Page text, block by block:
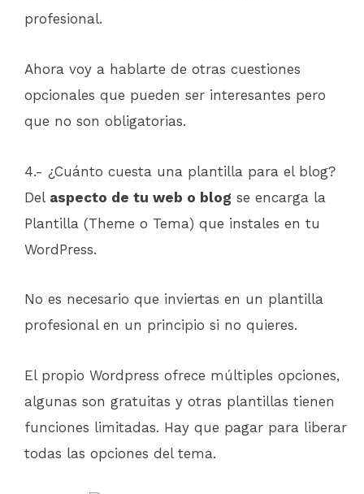
profesional.
Ahora voy a hablarte de otras cuestiones
opcionales que pueden ser interesantes pero
que no son obligatorias.
4.- ¿Cuánto cuesta una plantilla para el blog?
Del aspecto de tu web o blog se encarga la
Plantilla (Theme o Tema) que instales en tu
WordPress.
No es necesario que inviertas en un plantilla
profesional en un principio si no quieres.
El propio Wordpress ofrece múltiples opciones,
algunas son gratuitas y otras plantillas tienen
funciones limitadas. Hay que pagar para liberar
todas las opciones del tema.